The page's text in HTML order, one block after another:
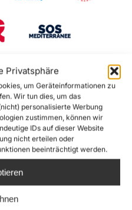
Privatsphäre
um Geräteinformationen zu
Wir tun dies, um das
personalisierte Werbung
zustimmen, können wir
IDs auf dieser Website
nicht erteilen oder
beeinträchtigt werden.
incontrano
Massera
a salvaguardia
28 maggio 2021 –
nel